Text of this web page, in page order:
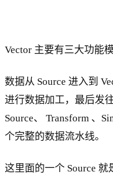
Vector 主要有三大功能
数据从 Source 进入到
进行数据加工，最后发
Source、 Transform 、
个完整的数据流水线。
这里面的一个 Source